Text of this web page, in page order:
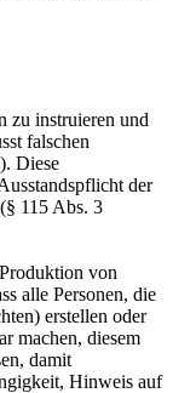
zu instruieren und
falschen
Diese
der
115 Abs. 3
von
alle Personen, die
erstellen oder
machen, diesem
damit
Hinweis auf